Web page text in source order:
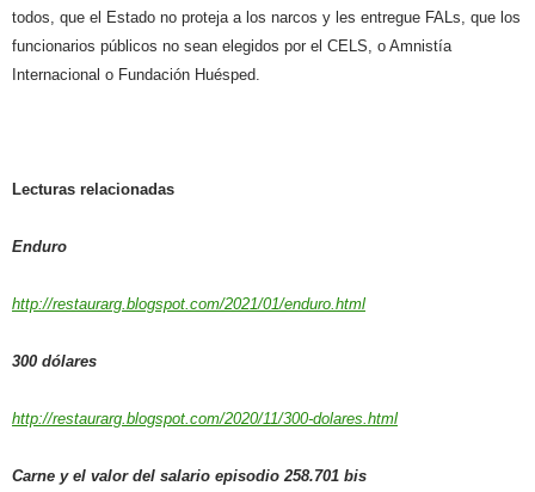
todos, que el Estado no proteja a los narcos y les entregue FALs, que los
funcionarios públicos no sean elegidos por el CELS, o Amnistía
Internacional o Fundación Huésped.
Lecturas relacionadas
Enduro
http://restaurarg.blogspot.com/2021/01/enduro.html
300 dólares
http://restaurarg.blogspot.com/2020/11/300-dolares.html
Carne y el valor del salario episodio 258.701 bis